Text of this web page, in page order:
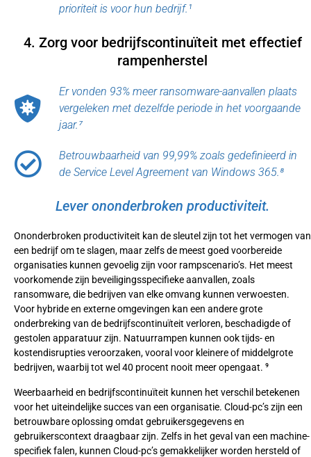
prioriteit is voor hun bedrijf.¹
4. Zorg voor bedrijfscontinuïteit met effectief
rampenherstel
Er vonden 93% meer ransomware-aanvallen plaats
vergeleken met dezelfde periode in het voorgaande
jaar.⁷
Betrouwbaarheid van 99,99% zoals gedefinieerd in
de Service Level Agreement van Windows 365.⁸
Lever ononderbroken productiviteit.
Ononderbroken productiviteit kan de sleutel zijn tot het vermogen van
een bedrijf om te slagen, maar zelfs de meest goed voorbereide
organisaties kunnen gevoelig zijn voor rampscenario’s. Het meest
voorkomende zijn beveiligingsspecifieke aanvallen, zoals
ransomware, die bedrijven van elke omvang kunnen verwoesten.
Voor hybride en externe omgevingen kan een andere grote
onderbreking van de bedrijfscontinuïteit verloren, beschadigde of
gestolen apparatuur zijn. Natuurrampen kunnen ook tijds- en
kostendisrupties veroorzaken, vooral voor kleinere of middelgrote
bedrijven, waarbij tot wel 40 procent nooit meer opengaat. ⁹
Weerbaarheid en bedrijfscontinuïteit kunnen het verschil betekenen
voor het uiteindelijke succes van een organisatie. Cloud-pc’s zijn een
betrouwbare oplossing omdat gebruikersgegevens en
gebruikerscontext draagbaar zijn. Zelfs in het geval van een machine-
specifiek falen, kunnen Cloud-pc’s gemakkelijker worden hersteld of